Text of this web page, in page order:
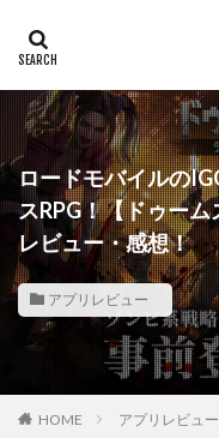
ロードモバイルの
スRPG！【ドゥー
レビュー・感想！
アプリレビュー
HOME アプリレビュー